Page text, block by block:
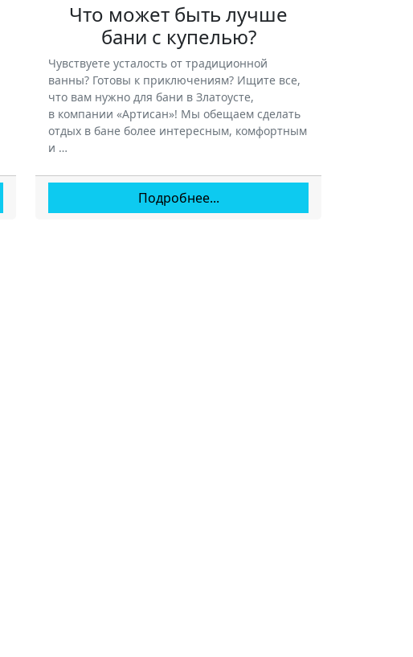
Что может быть лучше
бани с купелью?
Чувствуете усталость от традиционной
ванны? Готовы к приключениям? Ищите все,
что вам нужно для бани в Златоусте,
в компании «Артисан»! Мы обещаем сделать
отдых в бане более интересным, комфортным
и …
Подробнее...